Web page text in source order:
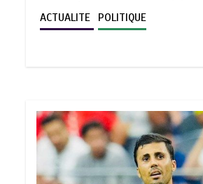
ACTUALITE POLITIQUE